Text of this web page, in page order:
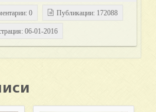
0 Публикации: 172088
06-01-2016